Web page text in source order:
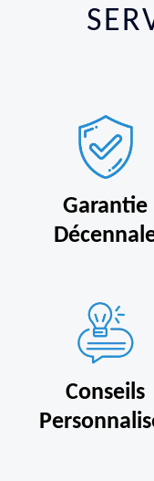
Garantie
Conseils